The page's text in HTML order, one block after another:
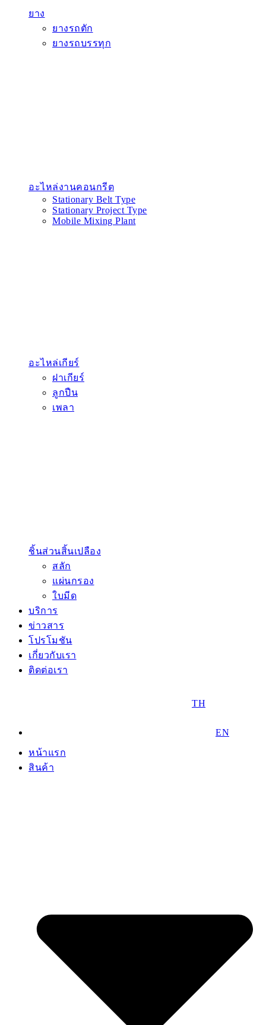
ยาง
ยางรถตัก
ยางรถบรรทุก
อะไหล่งานคอนกรีต
Stationary Belt Type
Stationary Project Type
Mobile Mixing Plant
อะไหล่เกียร์
ฝาเกียร์
ลูกปืน
เพลา
ชิ้นส่วนสิ้นเปลือง
สลัก
แผ่นกรอง
ใบมีด
บริการ
ข่าวสาร
โปรโมชัน
เกี่ยวกับเรา
ติดต่อเรา
TH
EN
หน้าแรก
สินค้า